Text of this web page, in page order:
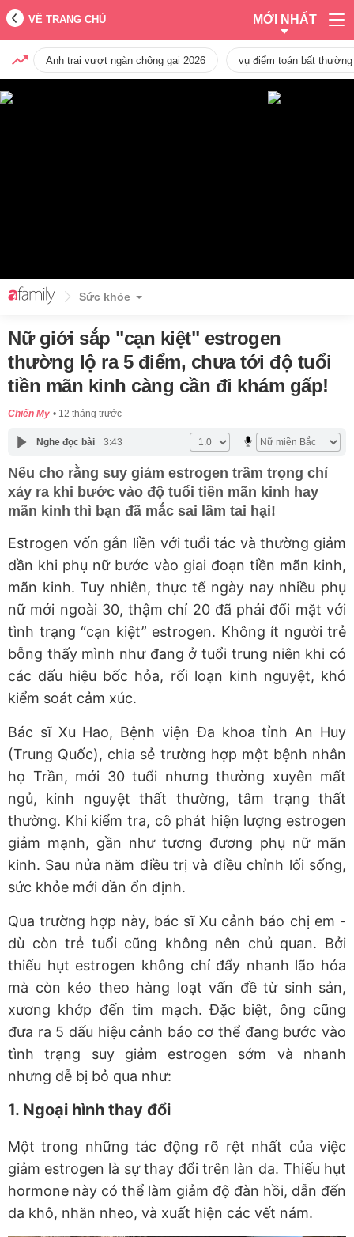
VỀ TRANG CHỦ MỚI NHẤT
Anh trai vượt ngàn chông gai 2026 vụ điểm toán bất
Sức khỏe
Nữ giới sắp "cạn kiệt" estrogen
thường lộ ra 5 điểm, chưa tới độ tuổi
tiền mãn kinh càng cần đi khám gấp!
Chiến My 12 tháng trước
Nghe đọc bài 3:43
Nếu cho rằng suy giảm estrogen trầm trọng chỉ
xảy ra khi bước vào độ tuổi tiền mãn kinh hay
mãn kinh thì bạn đã mắc sai lầm tai hại!
Estrogen vốn gắn liền với tuổi tác và thường giảm
dần khi phụ nữ bước vào giai đoạn tiền mãn kinh,
mãn kinh. Tuy nhiên, thực tế ngày nay nhiều phụ
nữ mới ngoài 30, thậm chỉ 20 đã phải đối mặt với
tình trạng “cạn kiệt” estrogen. Không ít người trẻ
bỗng thấy mình như đang ở tuổi trung niên khi có
các dấu hiệu bốc hỏa, rối loạn kinh nguyệt, khó
kiểm soát cảm xúc.
Bác sĩ Xu Hao, Bệnh viện Đa khoa tỉnh An Huy
(Trung Quốc), chia sẻ trường hợp một bệnh nhân
họ Trần, mới 30 tuổi nhưng thường xuyên mất
ngủ, kinh nguyệt thất thường, tâm trạng thất
thường. Khi kiểm tra, cô phát hiện lượng estrogen
giảm mạnh, gần như tương đương phụ nữ mãn
kinh. Sau nửa năm điều trị và điều chỉnh lối sống,
sức khỏe mới dần ổn định.
Qua trường hợp này, bác sĩ Xu cảnh báo chị em -
dù còn trẻ tuổi cũng không nên chủ quan. Bởi
thiếu hụt estrogen không chỉ đẩy nhanh lão hóa
mà còn kéo theo hàng loạt vấn đề từ sinh sản,
xương khớp đến tim mạch. Đặc biệt, ông cũng
đưa ra 5 dấu hiệu cảnh báo cơ thể đang bước vào
tình trạng suy giảm estrogen sớm và nhanh
nhưng dễ bị bỏ qua như:
1. Ngoại hình thay đổi
Một trong những tác động rõ rệt nhất của việc
giảm estrogen là sự thay đổi trên làn da. Thiếu hụt
hormone này có thể làm giảm độ đàn hồi, dẫn đến
da khô, nhăn nheo, và xuất hiện các vết nám.